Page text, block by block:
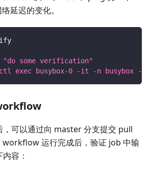
延迟的变化。
"do some verification"
exec busybox-0 -it -n busybox
可以通过向 master 分支提交 pull
运行完成后，验证 job 中输
容：